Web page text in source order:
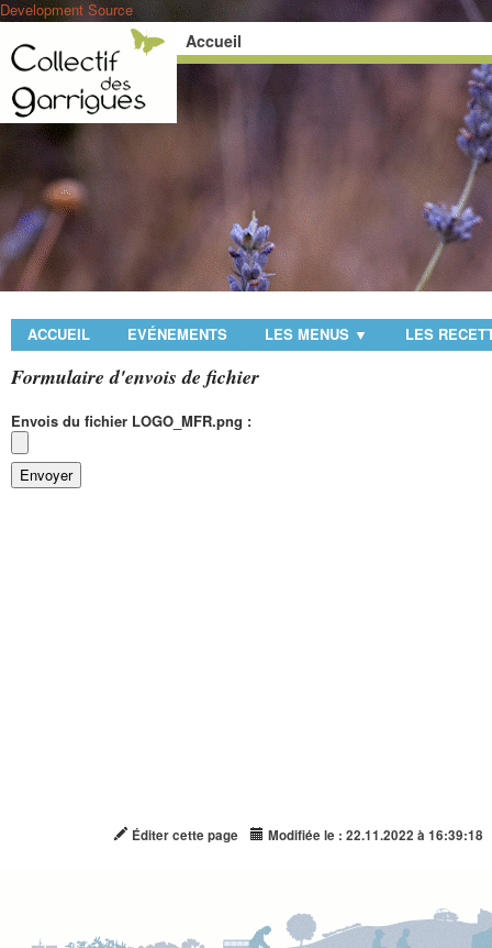
Development Source
Accueil
ACCUEIL EVÉNEMENTS LES MENUS ▼ LES
Formulaire d'envois de fichier
Envois du fichier LOGO_MFR.png :
Éditer cette page Modifiée le : 22.11.2022 à 16:39:18